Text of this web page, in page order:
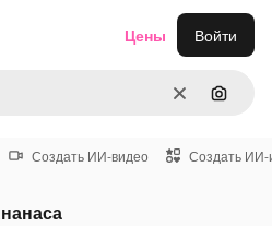
ОчиститьПоиск
Цены Войти
Создать ИИ-видео Создать ИИ-